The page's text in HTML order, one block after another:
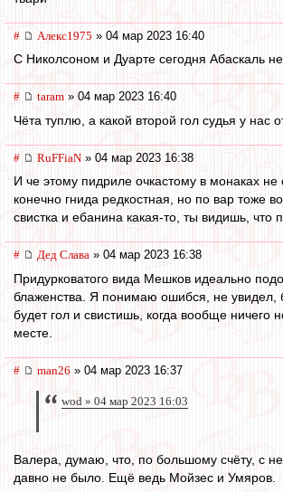
# Алекс1975 » 04 мар 2023 16:40
С Николсоном и Дуарте сегодня Абаскаль
# taram » 04 мар 2023 16:40
Чёта туплю, а какой второй гол судья у нас
# RuFFiaN » 04 мар 2023 16:38
И че этому пидриле очкастому в монаках
конечно гнида редкостная, но по вар тоже
свистка и ебанина какая-то, ты видишь,
# Дед Слава » 04 мар 2023 16:38
Придурковатого вида Мешков идеально
блаженства. Я понимаю ошибся, не увидел,
будет гол и свистишь, когда вообще ничего
месте.
# man26 » 04 мар 2023 16:37
wod » 04 мар 2023 16:03
Валера, думаю, что, по большому счёту, с
давно не было. Ещё ведь Мойзес и Умяров.